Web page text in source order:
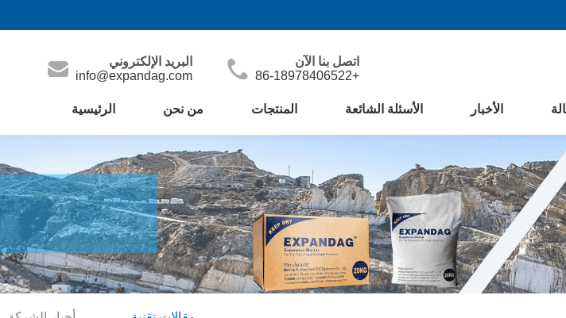
اتصل بنا الآن
+86-18978406522
البريد الإلكتروني
info@expandag.com
الرئيسية من نحن المنتجات الأسئلة الشائعة الأخبار